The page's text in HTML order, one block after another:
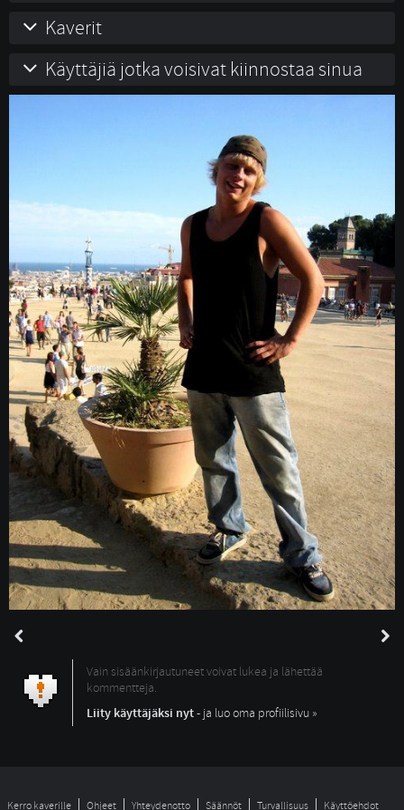
Kaverit
Käyttäjiä jotka voisivat kiinnostaa sinua
Vain sisäänkirjautuneet voivat lukea ja lähettää
kommentteja.
Liity käyttäjäksi nyt- ja luo oma profiilisivu »
Kerro kaverille Ohjeet Yhteydenotto Säännöt Turvallisuus Käyttöehdot